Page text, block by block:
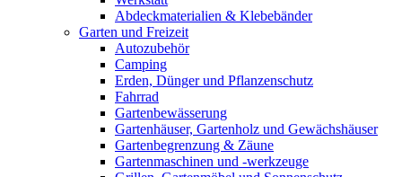
Abdeckmaterialien & Klebebänder
Garten und Freizeit
Autozubehör
Camping
Erden, Dünger und Pflanzenschutz
Fahrrad
Gartenbewässerung
Gartenhäuser, Gartenholz und Gewächshäuser
Gartenbegrenzung & Zäune
Gartenmaschinen und -werkzeuge